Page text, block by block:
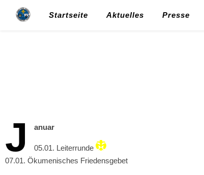
Startseite Aktuelles Presse
J anuar
05.01. Leiterrunde
07.01. Ökumenisches Friedensgebet